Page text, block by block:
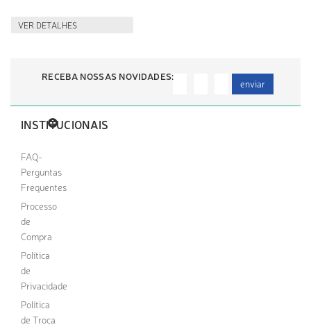
VER DETALHES
RECEBA NOSSAS NOVIDADES:
enviar
INSTITUCIONAIS
FAQ-
Perguntas
Frequentes
Processo
de
Compra
Política
de
Privacidade
Política
de Troca